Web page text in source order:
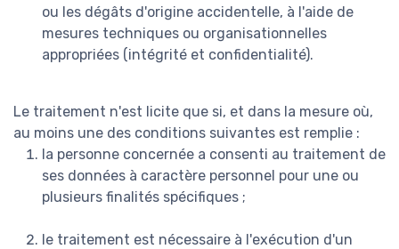
ou les dégâts d'origine accidentelle, à l'aide de
mesures techniques ou organisationnelles
appropriées (intégrité et confidentialité).
Le traitement n'est licite que si, et dans la mesure où,
au moins une des conditions suivantes est remplie :
la personne concernée a consenti au traitement de
ses données à caractère personnel pour une ou
plusieurs finalités spécifiques ;
le traitement est nécessaire à l'exécution d'un